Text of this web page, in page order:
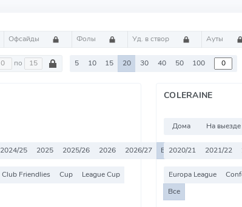
Офсайды Фолы Уд. в створ Ауты
по 5 10 15 20 30 40 50 100
2024/25 2025 2025/26 2026 2026/27 Все
Club Friendlies Cup
League Cup
COLERAINE
Дома На выезде
2020/21 2021/22
Europa League
Все